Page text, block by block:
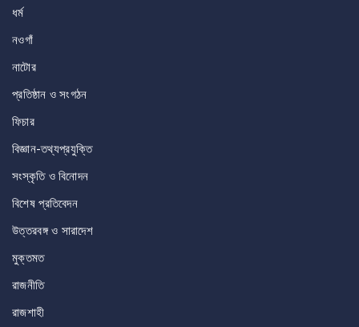
ধর্ম
নওগাঁ
নাটোর
প্রতিষ্ঠান ও সংগঠন
ফিচার
বিজ্ঞান-তথ্যপ্রযুক্তি
সংস্কৃতি ও বিনোদন
বিশেষ প্রতিবেদন
উত্তরবঙ্গ ও সারাদেশ
মুক্তমত
রাজনীতি
রাজশাহী